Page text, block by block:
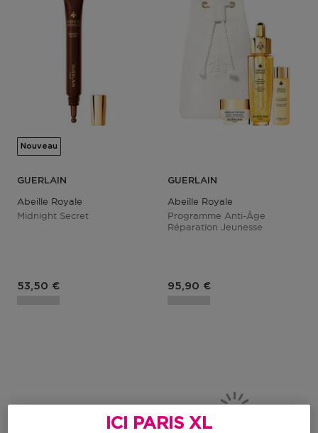
Nouveau
GUERLAIN
Abeille Royale
Midnight Secret
Prix du produit
53,50 €
GUERLAIN
Abeille Royale
Programme Anti-Âge
Réparation Jeunesse
Prix du produit
95,90 €
ICI PARIS XL